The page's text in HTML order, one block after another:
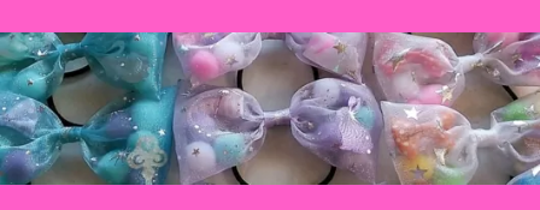

前へ

次へ
